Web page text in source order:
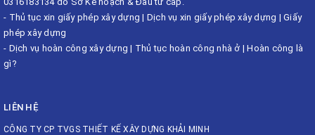
- Thủ tục xin giấy phép xây dựng | Dịch vụ xin giấy phép xây dựng | Giấy
phép xây dựng
- Dịch vụ hoàn công xây dựng | Thủ tục hoàn công nhà ở |Hoàn công là
gì?
LIÊN HỆ
CÔNG TY CP TVGS THIẾT KẾ XÂY DỰNG KHẢI MINH